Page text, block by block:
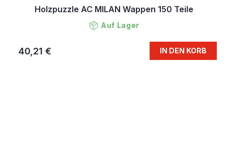
Holzpuzzle AC MILAN Wappen 150 Teile
Auf Lager
40,21 € IN DEN KORB